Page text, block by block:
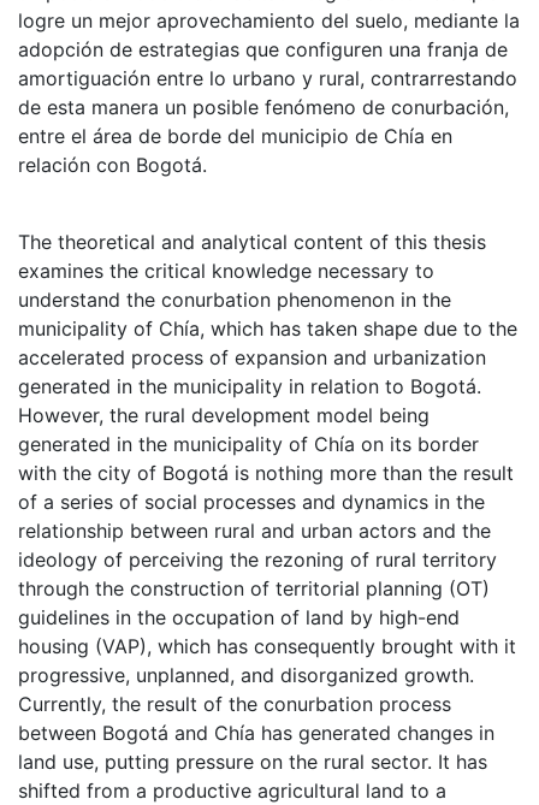
logre un mejor aprovechamiento del suelo, mediante la
adopción de estrategias que configuren una franja de
amortiguación entre lo urbano y rural, contrarrestando
de esta manera un posible fenómeno de conurbación,
entre el área de borde del municipio de Chía en
relación con Bogotá.
The theoretical and analytical content of this thesis
examines the critical knowledge necessary to
understand the conurbation phenomenon in the
municipality of Chía, which has taken shape due to the
accelerated process of expansion and urbanization
generated in the municipality in relation to Bogotá.
However, the rural development model being
generated in the municipality of Chía on its border
with the city of Bogotá is nothing more than the result
of a series of social processes and dynamics in the
relationship between rural and urban actors and the
ideology of perceiving the rezoning of rural territory
through the construction of territorial planning (OT)
guidelines in the occupation of land by high-end
housing (VAP), which has consequently brought with it
progressive, unplanned, and disorganized growth.
Currently, the result of the conurbation process
between Bogotá and Chía has generated changes in
land use, putting pressure on the rural sector. It has
shifted from a productive agricultural land to a